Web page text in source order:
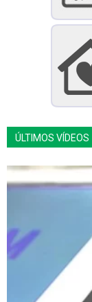
ÚLTIMOS VÍDEOS